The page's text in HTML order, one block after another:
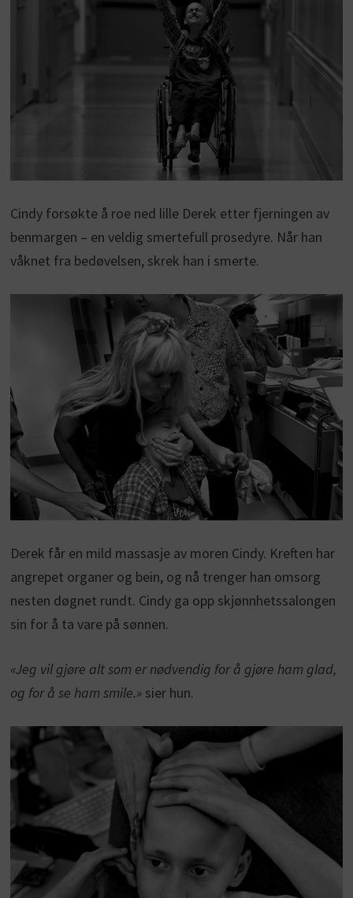
Cindy forsøkte å roe ned lille Derek etter fjerningen av
benmargen – en veldig smertefull prosedyre. Når han
våknet fra bedøvelsen, skrek han i smerte.
Derek får en mild massasje av moren Cindy. Kreften har
angrepet organer og bein, og nå trenger han omsorg
nesten døgnet rundt. Cindy ga opp skjønnhetssalongen
sin for å ta vare på sønnen.
«Jeg vil gjøre alt som er nødvendig for å gjøre ham glad,
og for å se ham smile.»sier hun.